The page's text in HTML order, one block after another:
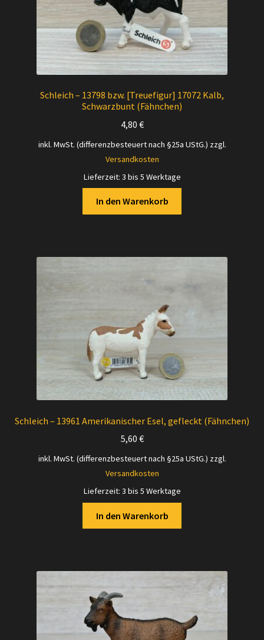
Schleich – 13798 bzw. [Treuefigur] 17072 Kalb,
Schwarzbunt (Fähnchen)
4,80 €
inkl. MwSt. (differenzbesteuert nach §25a UStG.) zzgl.
Versandkosten
Lieferzeit: 3 bis 5 Werktage
In den Warenkorb
Schleich – 13961 Amerikanischer Esel, gefleckt (Fähnchen)
5,60 €
inkl. MwSt. (differenzbesteuert nach §25a UStG.) zzgl.
Versandkosten
Lieferzeit: 3 bis 5 Werktage
In den Warenkorb